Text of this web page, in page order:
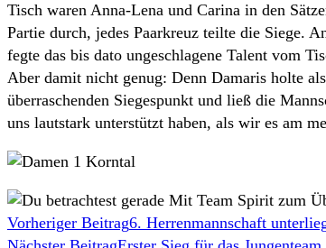
Tisch waren Anna-Lena und Carina in den
Partie durch, jedes Paarkreuz teilte die Siege.
fegte das bis dato ungeschlagene Talent vom
Aber damit nicht genug: Denn Damaris holte
überraschenden Siegespunkt und ließ die
uns lautstark unterstützt haben, als wir es am
Weitere
Vorheriger Beitrag6. Herrenmannschaft